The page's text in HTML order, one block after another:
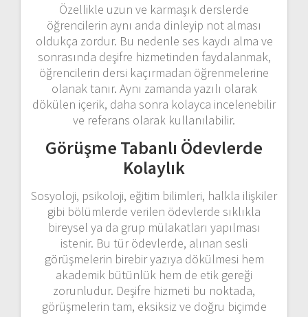
Özellikle uzun ve karmaşık derslerde
öğrencilerin aynı anda dinleyip not alması
oldukça zordur. Bu nedenle ses kaydı alma ve
sonrasında deşifre hizmetinden faydalanmak,
öğrencilerin dersi kaçırmadan öğrenmelerine
olanak tanır. Aynı zamanda yazılı olarak
dökülen içerik, daha sonra kolayca incelenebilir
ve referans olarak kullanılabilir.
Görüşme Tabanlı Ödevlerde
Kolaylık
Sosyoloji, psikoloji, eğitim bilimleri, halkla ilişkiler
gibi bölümlerde verilen ödevlerde sıklıkla
bireysel ya da grup mülakatları yapılması
istenir. Bu tür ödevlerde, alınan sesli
görüşmelerin birebir yazıya dökülmesi hem
akademik bütünlük hem de etik gereği
zorunludur. Deşifre hizmeti bu noktada,
görüşmelerin tam, eksiksiz ve doğru biçimde